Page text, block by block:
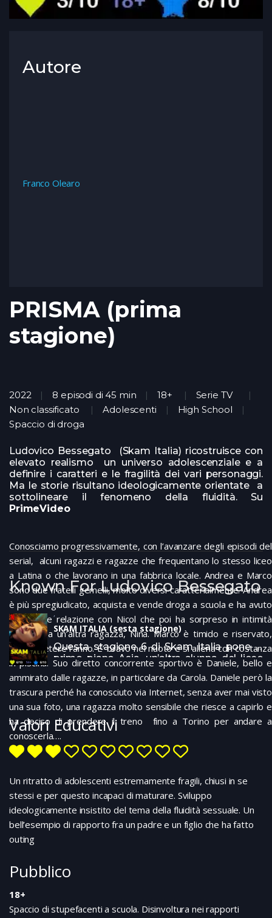
PRISMA (prima
stagione)
2022 8 episodi di 45 min 18+
Serie TV
Non classificato
Adolescenti
High School
Spaccio di droga
Ludovico Bessegato (Skam Italia) ricostruisce con
elevato realismo un universo adolescenziale e a
definire i caratteri e le fragilità dei vari personaggi.
Ma le storie risultano ideologicamente orientate a
sottolineare il fenomeno della fluidità. Su
PrimeVideo
Conosciamo progressivamente, con l’avanzare degli episodi del
serial, alcuni ragazzi e ragazze che frequentano lo stesso liceo
a Latina o che lavorano in una fabbrica locale. Andrea e Marco
sono due fratelli gemelli, molto diversi caratterialmente. Andrea
è più spregiudicato, acquista e vende droga a scuola e ha avuto
una breve relazione con Nicol che poi ha sorpreso in intimità
assieme a un’altra ragazza, Nina. Marco è timido e riservato,
deve ripetere l’anno. E’ bravo nel nuoto e si allena con costanza
in piscina. Suo diretto concorrente sportivo è Daniele, bello e
ammirato dalle ragazze, in particolare da Carola. Daniele però la
trascura perché ha conosciuto via Internet, senza aver mai visto
una sua foto, una ragazza molto sensibile che riesce a capirlo e
ha deciso di prendere il treno fino a Torino per andare a
conoscerla….
Known For Ludovico Bessegato
SKAM ITALIA (sesta stagione)
Questa stagione 6 di Skam Italia pone in
primo piano Asia, un’altra alunna del liceo
Kennedy di Roma, che naviga fra relazioni
sentimentali fragili, genitori poco attenti, la
costruzione difficoltosa di un proprio
impegno politico. Sarà, anche in questa
stagione, l’amicizia con le compagne e i
compagni di scuola, a fungere da
grimaldello per aprirle il suo cuore nella
direzione di un atteggiamento più
generoso nei confronti degli altri. Su
Valori Educativi
Un ritratto di adolescenti estremamente fragili, chiusi in se
stessi e per questo incapaci di maturare. Sviluppo
ideologicamente insistito del tema della fluidità sessuale. Un
bell’esempio di rapporto fra un padre e un figlio che ha fatto
outing
Pubblico
18+
Spaccio di stupefacenti a scuola. Disinvoltura nei rapporti
Autore
Franco Olearo